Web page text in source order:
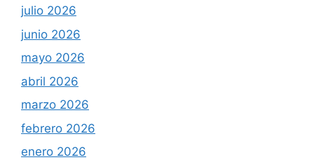
julio 2026
junio 2026
mayo 2026
abril 2026
marzo 2026
febrero 2026
enero 2026